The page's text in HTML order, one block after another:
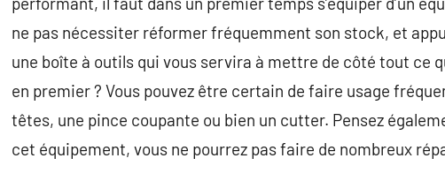
ne pas nécessiter réformer fréquemment son stock, et
une boîte à outils qui vous servira à mettre de côté tout ce
en premier ? Vous pouvez être certain de faire usage
têtes, une pince coupante ou bien un cutter. Pensez
cet équipement, vous ne pourrez pas faire de nombreux